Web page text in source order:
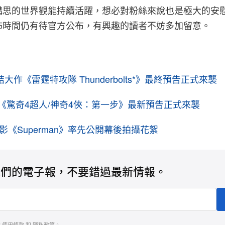
的世界觀能持續活躍，想必對粉絲來說也是極大的安
間仍有待官方公布，有興趣的讀者不妨多加留意。
大作《雷霆特攻隊 Thunderbolts*》最終預告正式來襲
驚奇4超人/神奇4俠：第一步》最新預告正式來襲
《Superman》率先公開幕後拍攝花絮
的電子報，不要錯過最新情報。